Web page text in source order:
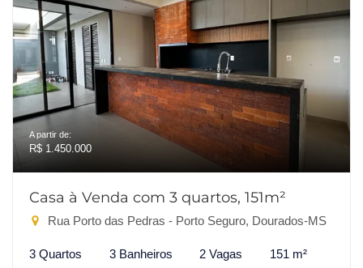
A partir de:
R$ 1.450.000
Casa à Venda com 3 quartos, 151m²
Rua Porto das Pedras - Porto Seguro, Dourados-MS
3 Quartos 3 Banheiros 2 Vagas 151 m²